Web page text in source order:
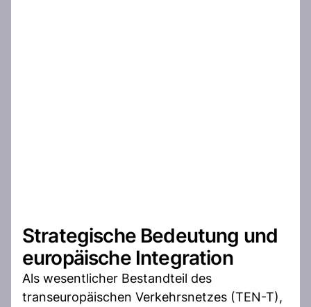
Strategische Bedeutung und
europäische Integration
Als wesentlicher Bestandteil des
transeuropäischen Verkehrsnetzes (TEN-T),